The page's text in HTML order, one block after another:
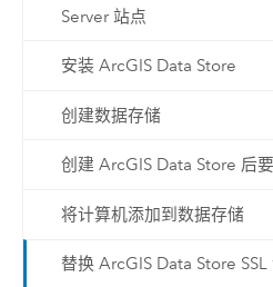
Server 站点
安装 ArcGIS Data Store
创建数据存储
创建 ArcGIS Data Store 后
将计算机添加到数据存储
替换 ArcGIS Data Store SSL